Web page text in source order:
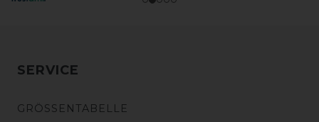
SERVICE
GRÖSSENTABELLE